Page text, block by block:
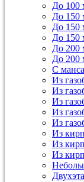
До 100
До 150
До 150
До 150
До 200
До 200
С
Из
Из
Из
Из
Из
Из
Из
Из